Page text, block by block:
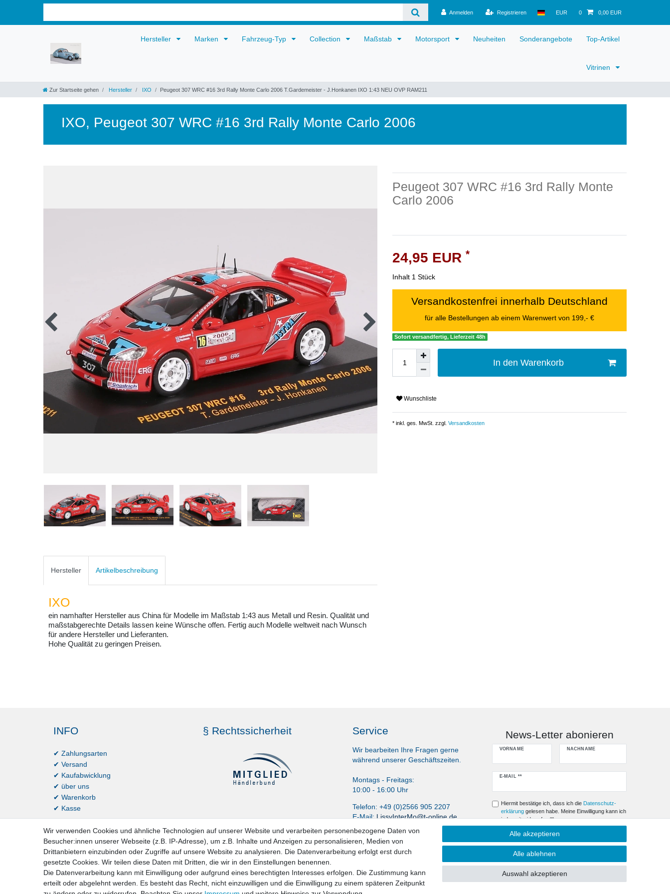
Anmelden Registrieren EUR 0 0,00 EUR
Hersteller Marken Fahrzeug-Typ Collection Maßstab Motorsport Neuheiten Sonderangebote Top-Artikel
Vitrinen
Zur Startseite gehen Hersteller IXO Peugeot 307 WRC #16 3rd Rally Monte Carlo 2006 T.Gardemeister - J.Honkanen IXO 1:43 NEU OVP RAM211
IXO, Peugeot 307 WRC #16 3rd Rally Monte Carlo 2006
Hersteller Artikelbeschreibung
IXO
ein namhafter Hersteller aus China für Modelle im Maßstab 1:43 aus Metall und Resin. Qualität und
maßstabgerechte Details lassen keine Wünsche offen. Fertig auch Modelle weltweit nach Wunsch
für andere Hersteller und Lieferanten.
Hohe Qualität zu geringen Preisen.
Peugeot 307 WRC #16 3rd Rally Monte
Carlo 2006
24,95 EUR *
Inhalt 1 Stück
Versandkostenfrei innerhalb Deutschland
für alle Bestellungen ab einem Warenwert von 199,- €
Sofort versandfertig, Lieferzeit 48h
In den Warenkorb
Wunschliste
* inkl. ges. MwSt. zzgl. Versandkosten
INFO
✔ Zahlungsarten
✔ Versand
✔ Kaufabwicklung
✔ über uns
✔ Warenkorb
✔ Kasse
§ Rechtssicherheit Service
Wir bearbeiten Ihre Fragen gerne
während unserer Geschäftszeiten.
Montags - Freitags:
10:00 - 16:00 Uhr
Telefon: +49 (0)2566 905 2207
E-Mail: LissyInterMo@t-online.de
News-Letter abonieren
VORNAME NACHNAME
E-MAIL **
Newsletter
Hiermit bestätige ich, dass ich die Daten­schutz­
erklärunggelesen habe. Meine Einwilligung kann ich
jederzeit widerrufen.**
Abonnieren
Wir verwenden Cookies und ähnliche Technologien auf unserer Website und verarbeiten personenbezogene Daten von
Besucher:innen unserer Webseite (z.B. IP-Adresse), um z.B. Inhalte und Anzeigen zu personalisieren, Medien von
Drittanbietern einzubinden oder Zugriffe auf unsere Website zu analysieren. Die Datenverarbeitung erfolgt erst durch
gesetzte Cookies. Wir teilen diese Daten mit Dritten, die wir in den Einstellungen benennen.
Die Datenverarbeitung kann mit Einwilligung oder aufgrund eines berechtigten Interesses erfolgen. Die Zustimmung kann
erteilt oder abgelehnt werden. Es besteht das Recht, nicht einzuwilligen und die Einwilligung zu einem späteren Zeitpunkt
Alle akzeptieren
Alle ablehnen
Auswahl akzeptieren